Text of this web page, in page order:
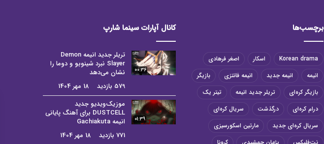
برچسب‌ها
Korean drama اسکار
اصغر فرهادی
انیمه
انیمه جدید انیمه فانتزی
بازیگر
بازیگر کره‌ای
تریلر جدید انیمه
تیتر یک
درام کره‌ای
درگذشت
سریال کره‌ای
سریال کره‌ای جدید
مارتین اسکورسیزی
نت‌فلیکس
پژمان جمشیدی کرونا
کانال آپارات سینما شارپ
00:36
تریلر جدید انیمه Demon
Slayer نبرد شینوبو و دوما را
نشان می‌دهد
579 بازدید
18 مهر 1404
01:39
موزیک‌ویدیو جدید
DUSTCELL برای آهنگ پایانی
انیمه Gachiakuta
771 بازدید
18 مهر 1404